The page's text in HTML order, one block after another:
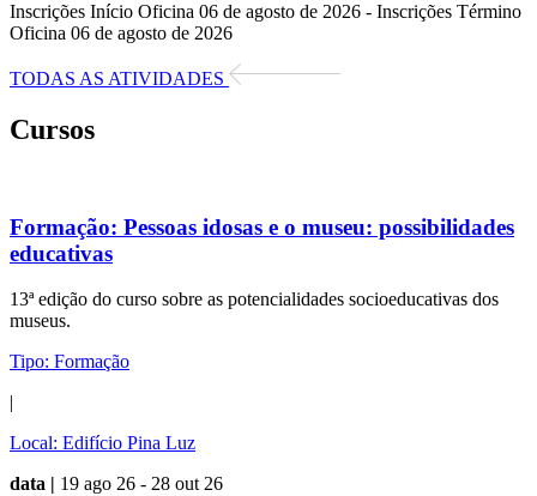
Inscrições Início Oficina 06 de agosto de 2026 - Inscrições Término
Oficina 06 de agosto de 2026
TODAS AS ATIVIDADES
Cursos
Formação: Pessoas idosas e o museu: possibilidades
educativas
13ª edição do curso sobre as potencialidades socioeducativas dos
museus.
Tipo: Formação
|
Local: Edifício Pina Luz
data | 19 ago 26 - 28 out 26